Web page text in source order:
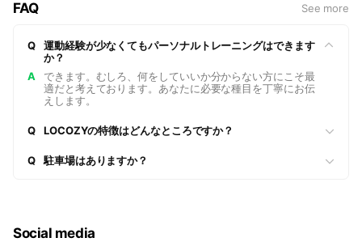
e
FAQ See more
Q
運動経験が少なくてもパーソナルトレーニングはできます
か？
A
できます。むしろ、何をしていいか分からない方にこそ最
適だと考えております。あなたに必要な種目を丁寧にお伝
えします。
Q LOCOZYの特徴はどんなところですか？
Q 駐車場はありますか？
Social media